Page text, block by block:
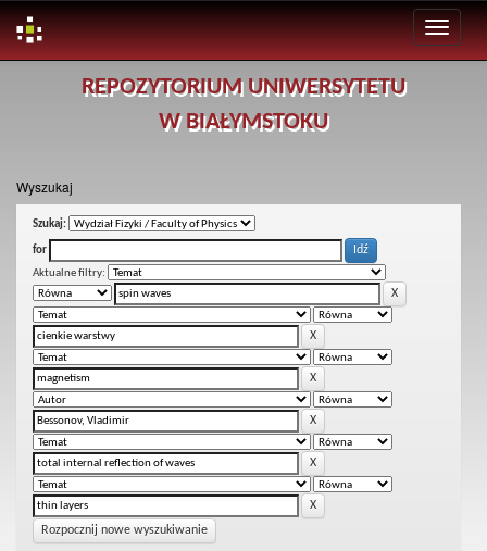
REPOZYTORIUM UNIWERSYTETU
W BIAŁYMSTOKU
Wyszukaj
Szukaj:
for
Aktualne filtry:
Rozpocznij nowe wyszukiwanie